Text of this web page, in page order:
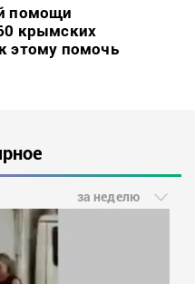
помощи
крымских
этому помочь
за неделю